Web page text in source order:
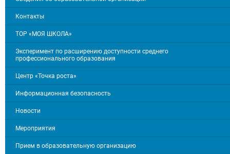
Контакты
ТОР «МОЯ ШКОЛА»
Эксперимент по расширению доступности среднего
профессионального образования
Центр «Точка роста»
Информационная безопасность
Новости
Мероприятия
Прием в образовательную организацию